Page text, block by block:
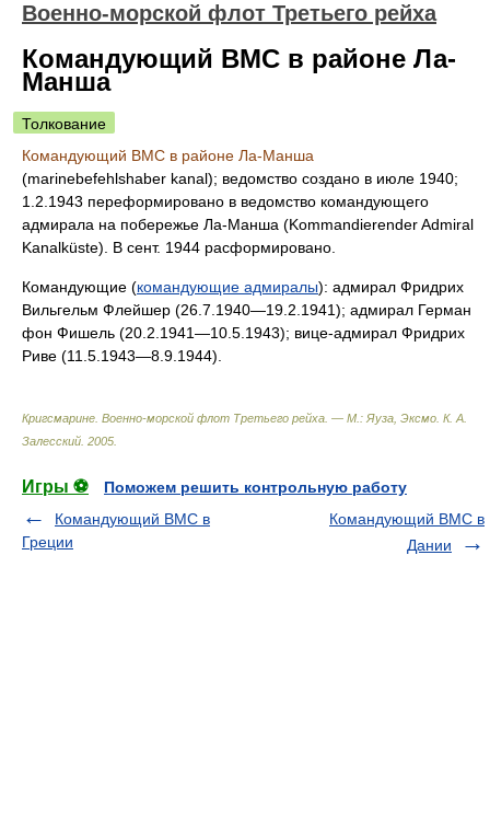
Военно-морской флот Третьего рейха
Командующий ВМС в районе Ла-
Манша
Толкование
Командующий ВМС в районе Ла-Манша
(marinebefehlshaber kanal); ведомство создано в июле 1940;
1.2.1943 переформировано в ведомство командующего
адмирала на побережье Ла-Манша (Kommandierender Admiral
Kanalküste). В сент. 1944 расформировано.
Командующие (командующие адмиралы): адмирал Фридрих
Вильгельм Флейшер (26.7.1940—19.2.1941); адмирал Герман
фон Фишель (20.2.1941—10.5.1943); вице-адмирал Фридрих
Риве (11.5.1943—8.9.1944).
Кригсмарине. Военно-морской флот Третьего рейха. — М.: Яуза, Эксмо К. А.
Залесский 2005
Игры ⚽
Поможем решить контрольную работу
Командующий ВМС в
Греции
Командующий ВМС в
Дании